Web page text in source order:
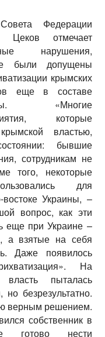
Федерации
Цеков отмечает
нарушения,
были допущены
крымских
еще в составе
«Многие
которые
властью,
бывшие
сотрудникам не
того, некоторые
для
Украины, –
вопрос, как эти
еще при Украине –
а взятые на себя
Даже появилось
На
пыталась
но безрезультатно.
верным решением.
собственник в
готово нести